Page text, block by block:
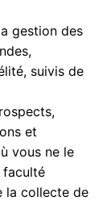
gestion des
suivis de
et
vous ne le
faculté
la collecte de